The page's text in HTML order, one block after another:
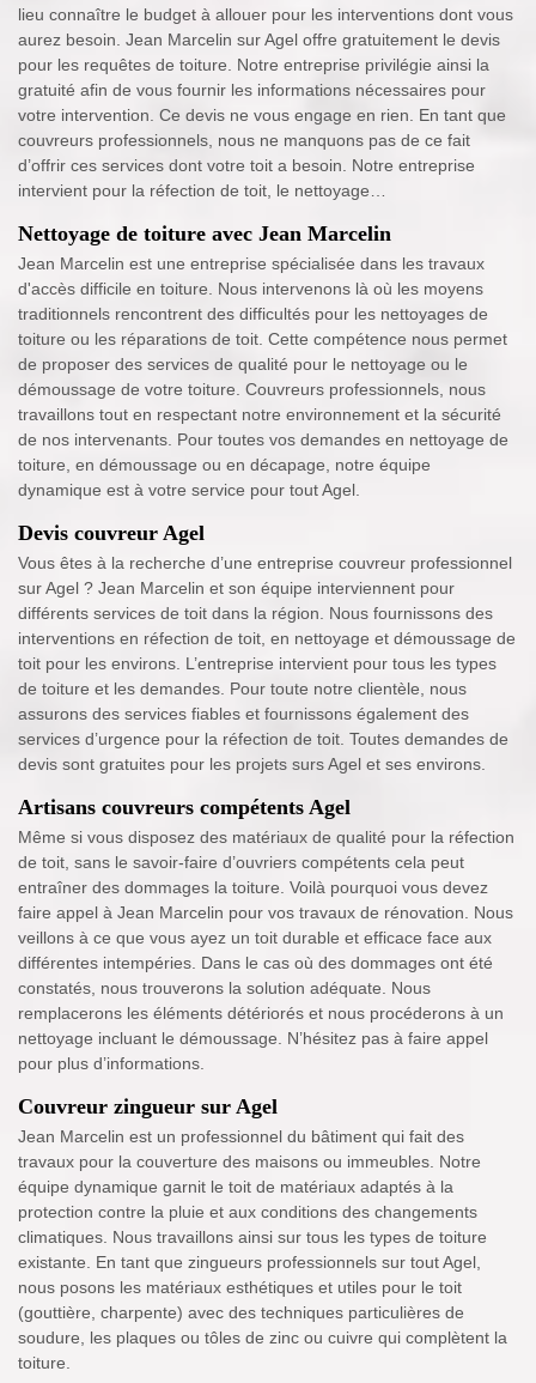
lieu connaître le budget à allouer pour les interventions dont vous
aurez besoin. Jean Marcelin sur Agel offre gratuitement le devis
pour les requêtes de toiture. Notre entreprise privilégie ainsi la
gratuité afin de vous fournir les informations nécessaires pour
votre intervention. Ce devis ne vous engage en rien. En tant que
couvreurs professionnels, nous ne manquons pas de ce fait
d’offrir ces services dont votre toit a besoin. Notre entreprise
intervient pour la réfection de toit, le nettoyage…
Nettoyage de toiture avec Jean Marcelin
Jean Marcelin est une entreprise spécialisée dans les travaux
d'accès difficile en toiture. Nous intervenons là où les moyens
traditionnels rencontrent des difficultés pour les nettoyages de
toiture ou les réparations de toit. Cette compétence nous permet
de proposer des services de qualité pour le nettoyage ou le
démoussage de votre toiture. Couvreurs professionnels, nous
travaillons tout en respectant notre environnement et la sécurité
de nos intervenants. Pour toutes vos demandes en nettoyage de
toiture, en démoussage ou en décapage, notre équipe
dynamique est à votre service pour tout Agel.
Devis couvreur Agel
Vous êtes à la recherche d’une entreprise couvreur professionnel
sur Agel ? Jean Marcelin et son équipe interviennent pour
différents services de toit dans la région. Nous fournissons des
interventions en réfection de toit, en nettoyage et démoussage de
toit pour les environs. L’entreprise intervient pour tous les types
de toiture et les demandes. Pour toute notre clientèle, nous
assurons des services fiables et fournissons également des
services d’urgence pour la réfection de toit. Toutes demandes de
devis sont gratuites pour les projets surs Agel et ses environs.
Artisans couvreurs compétents Agel
Même si vous disposez des matériaux de qualité pour la réfection
de toit, sans le savoir-faire d’ouvriers compétents cela peut
entraîner des dommages la toiture. Voilà pourquoi vous devez
faire appel à Jean Marcelin pour vos travaux de rénovation. Nous
veillons à ce que vous ayez un toit durable et efficace face aux
différentes intempéries. Dans le cas où des dommages ont été
constatés, nous trouverons la solution adéquate. Nous
remplacerons les éléments détériorés et nous procéderons à un
nettoyage incluant le démoussage. N’hésitez pas à faire appel
pour plus d’informations.
Couvreur zingueur sur Agel
Jean Marcelin est un professionnel du bâtiment qui fait des
travaux pour la couverture des maisons ou immeubles. Notre
équipe dynamique garnit le toit de matériaux adaptés à la
protection contre la pluie et aux conditions des changements
climatiques. Nous travaillons ainsi sur tous les types de toiture
existante. En tant que zingueurs professionnels sur tout Agel,
nous posons les matériaux esthétiques et utiles pour le toit
(gouttière, charpente) avec des techniques particulières de
soudure, les plaques ou tôles de zinc ou cuivre qui complètent la
toiture.